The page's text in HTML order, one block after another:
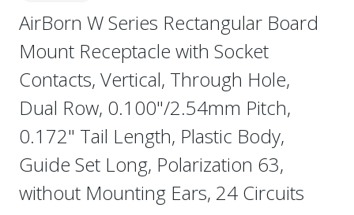
AirBorn W Series Rectangular Board
Mount Receptacle with Socket
Contacts, Vertical, Through Hole,
Dual Row, 0.100"/2.54mm Pitch,
0.172" Tail Length, Plastic Body,
Guide Set Long, Polarization 63,
without Mounting Ears, 24 Circuits